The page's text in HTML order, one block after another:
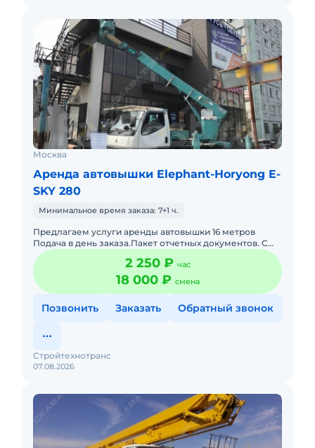
Москва
Аренда автовышки Elephant-Horyong E-
SKY 280
Минимальное время заказа: 7+1 ч.
Предлагаем услуги аренды автовышки 16 метров
Подача в день заказа.Пакет отчетных документов. С
оператором.Топливо включено в
стоимость.Долгосрочная аренда. Крат
2 250 ₽ час
18 000 ₽ смена
Позвонить Заказать Обратный звонок
07.08.2026
Стройтехнотранс